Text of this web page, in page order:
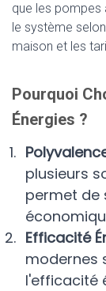
que les pompes
le système
maison et les
Pourquoi
Énergies ?
plusieurs
permet de
Efficacité
modernes
l'efficacité